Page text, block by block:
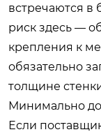
встречаются
риск здесь —
крепления к
обязательно
толщине
Минимально
Если